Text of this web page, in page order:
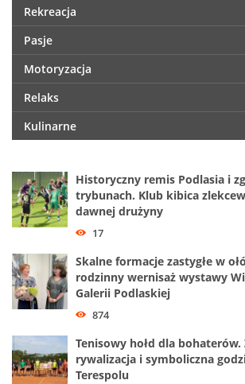
Rekreacja
Pasje
Motoryzacja
Relaks
Kulinarne
Historyczny remis Podlasia i
trybunach. Klub kibica
dawnej drużyny
17
Skalne formacje zastygłe w
rodzinny wernisaż wystawy
Galerii Podlaskiej
874
Tenisowy hołd dla bohaterów.
rywalizacja i symboliczna
Terespolu